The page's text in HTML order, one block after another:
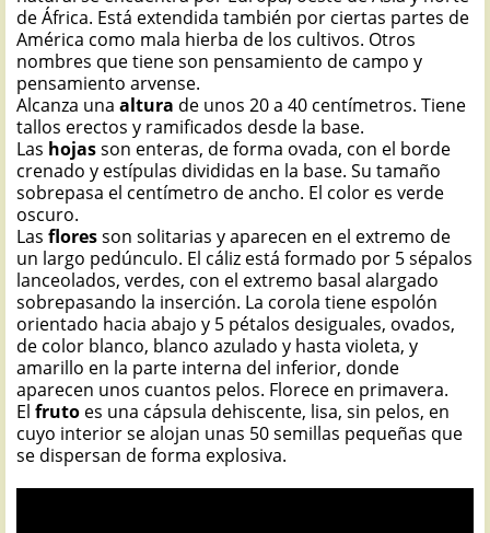
de África. Está extendida también por ciertas partes de
América como mala hierba de los cultivos. Otros
nombres que tiene son pensamiento de campo y
pensamiento arvense.
Alcanza una altura de unos 20 a 40 centímetros. Tiene
tallos erectos y ramificados desde la base.
Las hojasson enteras, de forma ovada, con el borde
crenado y estípulas divididas en la base. Su tamaño
sobrepasa el centímetro de ancho. El color es verde
oscuro.
Las floresson solitarias y aparecen en el extremo de
un largo pedúnculo. El cáliz está formado por 5 sépalos
lanceolados, verdes, con el extremo basal alargado
sobrepasando la inserción. La corola tiene espolón
orientado hacia abajo y 5 pétalos desiguales, ovados,
de color blanco, blanco azulado y hasta violeta, y
amarillo en la parte interna del inferior, donde
aparecen unos cuantos pelos. Florece en primavera.
El fruto es una cápsula dehiscente, lisa, sin pelos, en
cuyo interior se alojan unas 50 semillas pequeñas que
se dispersan de forma explosiva.